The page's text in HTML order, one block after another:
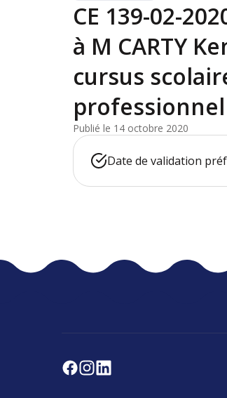
CE 139-02-
à M CARTY
cursus
professionnel
Publié le 14 octobre 2020
Date de validation